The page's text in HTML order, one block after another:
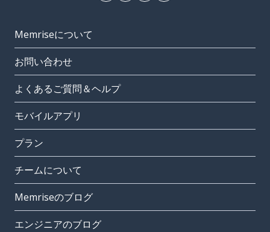
Memriseについて
お問い合わせ
よくあるご質問＆ヘルプ
モバイルアプリ
プラン
チームについて
Memriseのブログ
エンジニアのブログ